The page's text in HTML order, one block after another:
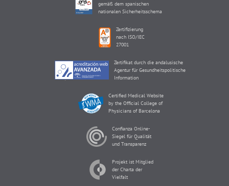
gemäß dem spanischen
nationalen Sicherheitsschema
Zertifizierung
nach ISO/IEC
27001
Zertifikat durch die andalusische
Agentur für Gesundheitspolitische
Information
Certified Medical Website
by the Official College of
Physicians of Barcelona
Confianza Online-
Siegel für Qualität
und Transparenz
Projekt ist Mitglied
der Charta der
Vielfalt